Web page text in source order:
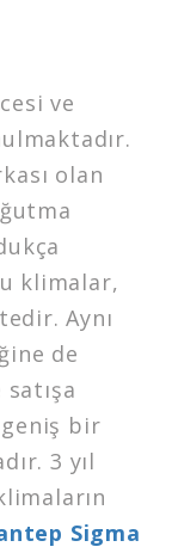
ve
olan
klimalar,
Aynı
de
bir
3 yıl
Sigma